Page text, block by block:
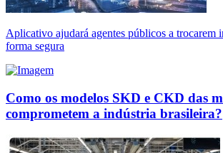
Aplicativo ajudará agentes públicos a trocarem
forma segura
Como os modelos SKD e CKD das
comprometem a indústria brasileira?